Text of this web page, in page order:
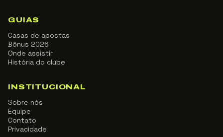
GUIAS
Casas de apostas
Bônus 2026
Onde assistir
História do clube
INSTITUCIONAL
Sobre nós
Equipe
Contato
Privacidade